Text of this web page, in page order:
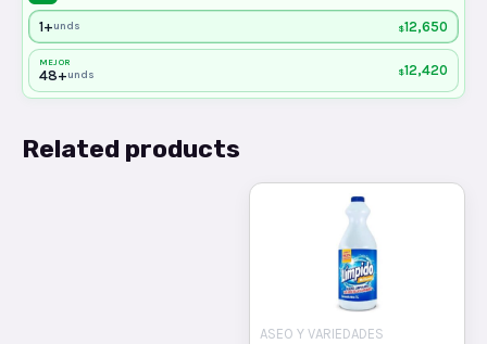
1+unds $12,650
MEJOR
48+unds $12,420
Related products
ASEO Y VARIEDADES